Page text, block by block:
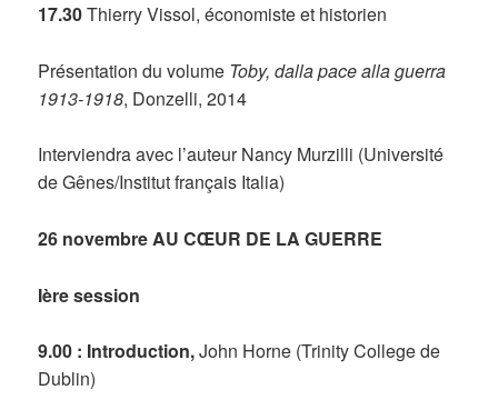
17.30Thierry Vissol, économiste et historien
Présentation du volume Toby, dalla pace alla guerra
1913-1918, Donzelli, 2014
Interviendra avec l’auteur Nancy Murzilli (Université
de Gênes/Institut français Italia)
26 novembreAU CŒUR DE LA GUERRE
Ière session
9.00 : Introduction,John Horne (Trinity College de
Dublin)